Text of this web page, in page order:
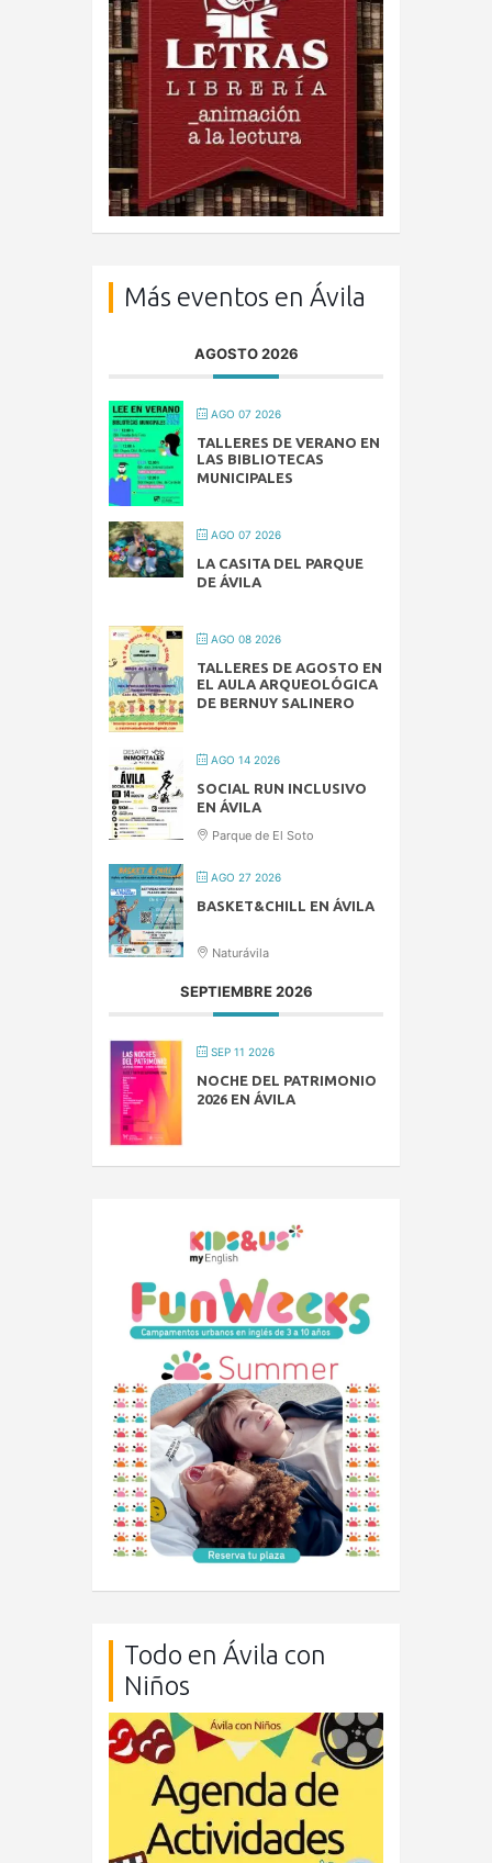
Más eventos en Ávila
AGOSTO 2026
AGO 07 2026
TALLERES DE VERANO EN
LAS BIBLIOTECAS
MUNICIPALES
AGO 07 2026
LA CASITA DEL PARQUE
DE ÁVILA
AGO 08 2026
TALLERES DE AGOSTO EN
EL AULA ARQUEOLÓGICA
DE BERNUY SALINERO
AGO 14 2026
SOCIAL RUN INCLUSIVO
EN ÁVILA
Parque de El Soto
AGO 27 2026
BASKET&CHILL EN ÁVILA
Naturávila
SEPTIEMBRE 2026
SEP 11 2026
NOCHE DEL PATRIMONIO
2026 EN ÁVILA
Todo en Ávila con
Niños